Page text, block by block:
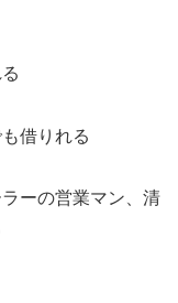
借りれる
ーの営業マン、清